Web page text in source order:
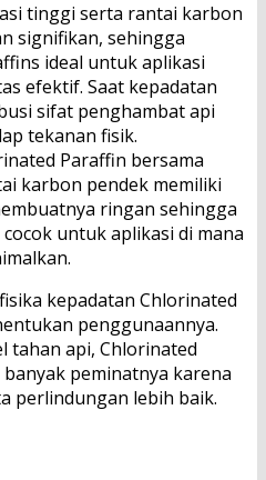
tinggi serta rantai karbon
signifikan, sehingga
ideal untuk aplikasi
efektif. Saat kepadatan
sifat penghambat api
tekanan fisik.
Paraffin bersama
karbon pendek memiliki
ringan sehingga
untuk aplikasi di mana
kepadatan Chlorinated
penggunaannya.
tahan api, Chlorinated
peminatnya karena
perlindungan lebih baik.